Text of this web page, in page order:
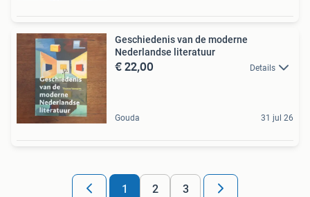
Geschiedenis van de moderne
Nederlandse literatuur
€ 22,00 Details
Gouda 31 jul 26
1 2 3